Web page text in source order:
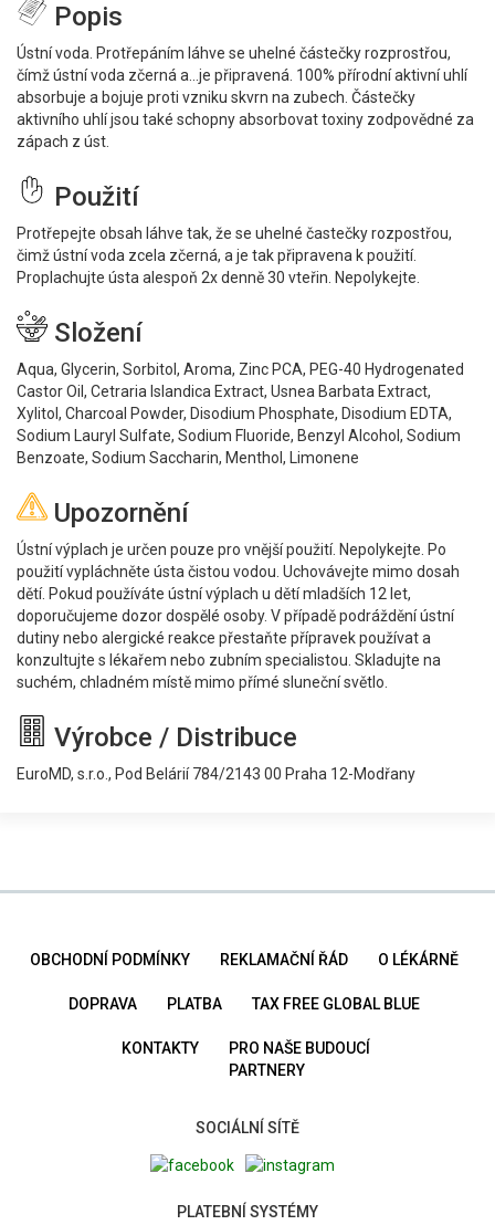
Popis
Ústní voda Protřepáním láhve se uhelné částečky rozprostřou,
čímž ústní voda zčerná a...je připravená 100% přírodní aktivní uhlí
absorbuje a bojuje proti vzniku skvrn na zubech. Částečky
aktivního uhlí jsou také schopny absorbovat toxiny zodpovědné za
zápach z úst
Použití
Protřepejte obsah láhve tak, že se uhelné častečky rozpostřou,
čimž ústní voda zcela zčerná, a je tak připravena k použití.
Proplachujte ústa alespoň 2x denně 30 vteřin. Nepolykejte.
Složení
Aqua, Glycerin, Sorbitol, Aroma, Zinc PCA, PEG-40 Hydrogenated
Castor Oil, Cetraria Islandica Extract, Usnea Barbata Extract,
Xylitol, Charcoal Powder, Disodium Phosphate, Disodium EDTA,
Sodium Lauryl Sulfate, Sodium Fluoride, Benzyl Alcohol, Sodium
Benzoate, Sodium Saccharin, Menthol, Limonene
Upozornění
Ústní výplach je určen pouze pro vnější použití. Nepolykejte. Po
použití vypláchněte ústa čistou vodou. Uchovávejte mimo dosah
dětí. Pokud používáte ústní výplach u dětí mladších 12 let,
doporučujeme dozor dospělé osoby. V případě podráždění ústní
dutiny nebo alergické reakce přestaňte přípravek používat a
konzultujte s lékařem nebo zubním specialistou. Skladujte na
suchém, chladném místě mimo přímé sluneční světlo.
Výrobce / Distribuce
EuroMD, s.r.o., Pod Belárií 784/2143 00 Praha 12-Modřany
OBCHODNÍ PODMÍNKY REKLAMAČNÍ ŘÁD O LÉKÁRNĚ
DOPRAVA PLATBA TAX FREE GLOBAL BLUE
KONTAKTY
PRO NAŠE BUDOUCÍ
PARTNERY
SOCIÁLNÍ SÍTĚ
PLATEBNÍ SYSTÉMY